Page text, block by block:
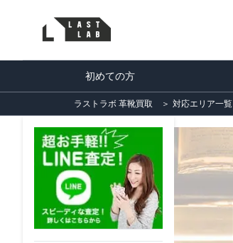
初めての方
ラストラボ 革靴買取 ＞ 対応エリア一覧